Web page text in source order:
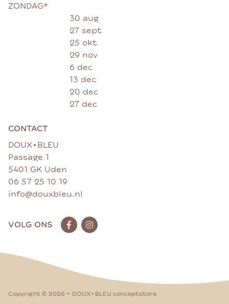
ZONDAG*
30 aug
27 sept
25 okt
29 nov
6 dec
13 dec
20 dec
27 dec
CONTACT
DOUX • BLEU
Passage 1
5401 GK Uden
06 57 25 10 19
info@douxbleu.nl
VOLG ONS
Copyright © 2026 • DOUX • BLEU conceptstore